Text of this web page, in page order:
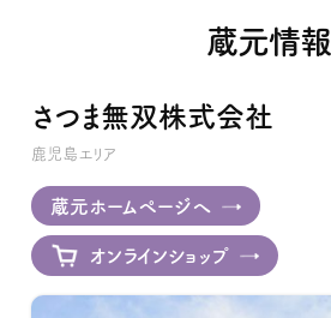
蔵元情報
さつま無双株式会社
鹿児島エリア
蔵元ホームページへ
オンラインショップ